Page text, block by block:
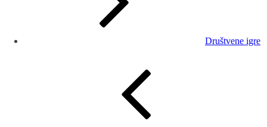
Društvene igre